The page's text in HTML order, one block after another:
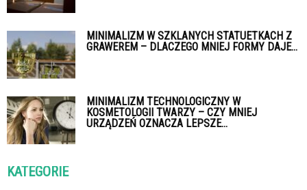
MINIMALIZM W SZKLANYCH STATUETKACH Z
GRAWEREM – DLACZEGO MNIEJ FORMY DAJE...
MINIMALIZM TECHNOLOGICZNY W
KOSMETOLOGII TWARZY – CZY MNIEJ
URZĄDZEŃ OZNACZA LEPSZE...
KATEGORIE